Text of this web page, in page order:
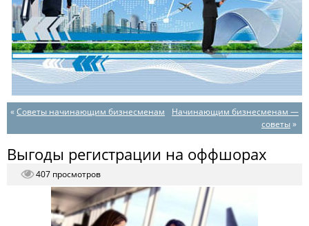
«Советы начинающим бизнесменам
Начинающим бизнесменам —
советы»
Выгоды регистрации на оффшорах
407 просмотров